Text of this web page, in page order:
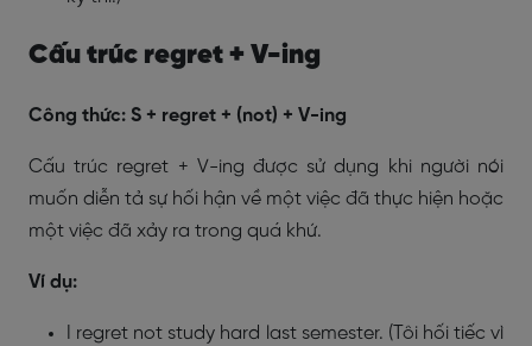
Cấu trúc regret + V-ing
Công thức: S + regret + (not) + V-ing
Cấu trúc regret + V-ing được sử dụng khi người nói
muốn diễn tả sự hối hận về một việc đã thực hiện hoặc
một việc đã xảy ra trong quá khứ.
Ví dụ:
I regret not study hard last semester. (Tôi hối tiếc vì